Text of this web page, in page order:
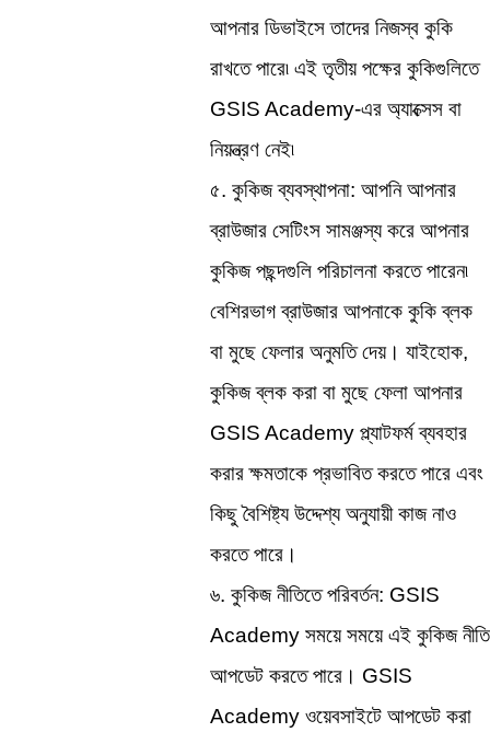
আপনার ডিভাইসে তাদের নিজস্ব কুকি
রাখতে পারে৷ এই তৃতীয় পক্ষের কুকিগুলিতে
GSIS Academy-এর অ্যাক্সেস বা
নিয়ন্ত্রণ নেই৷
৫. কুকিজ ব্যবস্থাপনা: আপনি আপনার
ব্রাউজার সেটিংস সামঞ্জস্য করে আপনার
কুকিজ পছন্দগুলি পরিচালনা করতে পারেন৷
বেশিরভাগ ব্রাউজার আপনাকে কুকি ব্লক
বা মুছে ফেলার অনুমতি দেয়। যাইহোক,
কুকিজ ব্লক করা বা মুছে ফেলা আপনার
GSIS Academy প্ল্যাটফর্ম ব্যবহার
করার ক্ষমতাকে প্রভাবিত করতে পারে এবং
কিছু বৈশিষ্ট্য উদ্দেশ্য অনুযায়ী কাজ নাও
করতে পারে।
৬. কুকিজ নীতিতে পরিবর্তন: GSIS
Academy সময়ে সময়ে এই কুকিজ নীতি
আপডেট করতে পারে। GSIS
Academy ওয়েবসাইটে আপডেট করা